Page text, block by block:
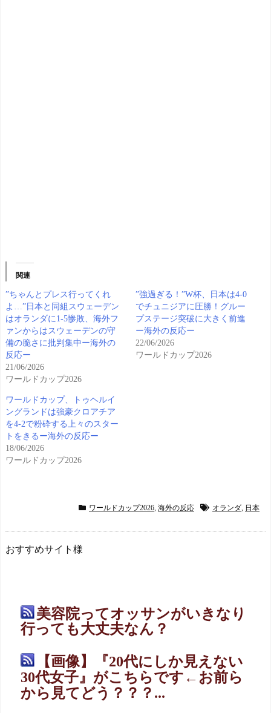
関連
”ちゃんとプレス行ってくれ
よ…”日本と同組スウェーデン
はオランダに1-5惨敗、海外フ
ァンからはスウェーデンの守
備の脆さに批判集中ー海外の
反応ー
21/06/2026
ワールドカップ2026
”強過ぎる！”W杯、日本は4-0
でチュニジアに圧勝！グルー
プステージ突破に大きく前進
ー海外の反応ー
22/06/2026
ワールドカップ2026
ワールドカップ、トゥヘルイ
ングランドは強豪クロアチア
を4-2で粉砕する上々のスター
トをきるー海外の反応ー
18/06/2026
ワールドカップ2026
ワールドカップ2026 海外の反応 オランダ 日本
おすすめサイト様
美容院ってオッサンがいきなり
行っても大丈夫なん？
【画像】『20代にしか見えない
30代女子』がこちらです←お前ら
から見てどう？？？...